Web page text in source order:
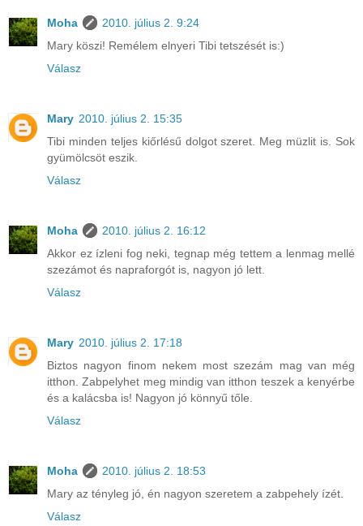
Moha
2010. július 2. 9:24
Mary köszi! Remélem elnyeri Tibi tetszését is:)
Válasz
Mary 2010. július 2. 15:35
Tibi minden teljes kiőrlésű dolgot szeret. Meg müzlit is. Sok
gyümölcsöt eszik.
Válasz
Moha
2010. július 2. 16:12
Akkor ez ízleni fog neki, tegnap még tettem a lenmag mellé
szezámot és napraforgót is, nagyon jó lett.
Válasz
Mary 2010. július 2. 17:18
Biztos nagyon finom nekem most szezám mag van még
itthon. Zabpelyhet meg mindig van itthon teszek a kenyérbe
és a kalácsba is! Nagyon jó könnyű tőle.
Válasz
Moha
2010. július 2. 18:53
Mary az tényleg jó, én nagyon szeretem a zabpehely ízét.
Válasz